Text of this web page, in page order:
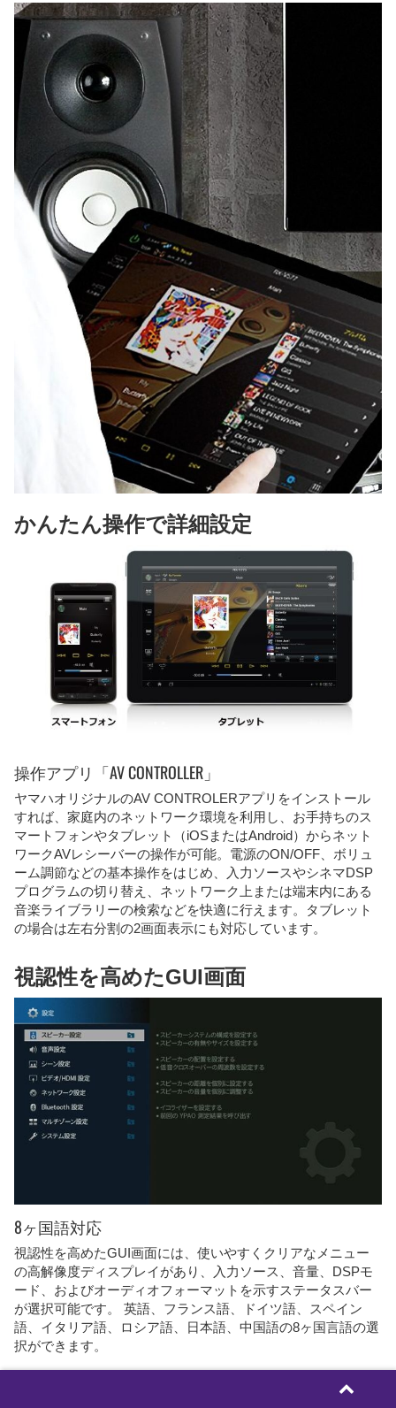
かんたん操作で詳細設定
操作アプリ「AV CONTROLLER」
ヤマハオリジナルのAV CONTROLERアプリをインストール
すれば、家庭内のネットワーク環境を利用し、お手持ちのス
マートフォンやタブレット（iOSまたはAndroid）からネット
ワークAVレシーバーの操作が可能。電源のON/OFF、ボリュ
ーム調節などの基本操作をはじめ、入力ソースやシネマDSP
プログラムの切り替え、ネットワーク上または端末内にある
音楽ライブラリーの検索などを快適に行えます。タブレット
の場合は左右分割の2画面表示にも対応しています。
視認性を高めたGUI画面
8ヶ国語対応
視認性を高めたGUI画面には、使いやすくクリアなメニュー
の高解像度ディスプレイがあり、入力ソース、音量、DSPモ
ード、およびオーディオフォーマットを示すステータスバー
が選択可能です。 英語、フランス語、ドイツ語、スペイン
語、イタリア語、ロシア語、日本語、中国語の8ヶ国言語の選
択ができます。
別室で映画の続きを観たり、お好み